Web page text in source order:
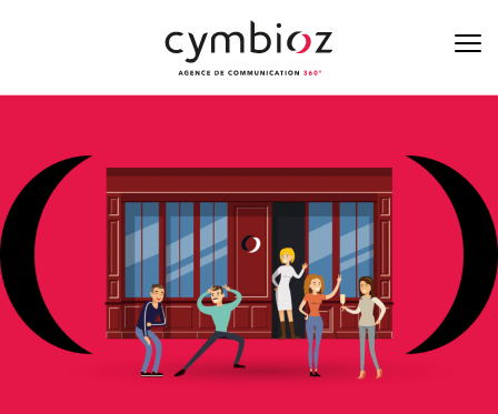
À la une de la cyber
Blog
Nos métiers
L’équipe
On est là